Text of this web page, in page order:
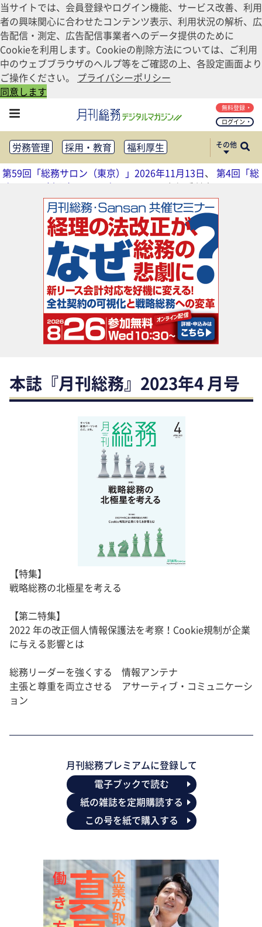
当サイトでは、会員登録やログイン機能、サービス改善、利用
者の興味関心に合わせたコンテンツ表示、利用状況の解析、広
告配信・測定、広告配信事業者へのデータ提供のために
Cookieを利用します。Cookieの削除方法については、ご利用
中のウェブブラウザのヘルプ等をご確認の上、各設定画面より
ご操作ください。 プライバシーポリシー
同意します
ログイン
無料登録
労務管理 採用・教育
福利厚生
健康経営
働き方改革
法務・コンプライアンス
リスクマネジメント・BCP
社外・社内広報
社外・社内コミュニケーション活性化
FM・オフィス移転
CSR・SDGs
テクノロジー活用・DX
助成金・補助金・コスト削減
アウトソーシング・BPO
調査・レポート
その他
第59回「総務サロン（東京）」2026年11月13日、 第4回「総
務サロン（大阪）」2026年11月17日
参加受付中
本誌『月刊総務』2023年4 月号
【特集】
戦略総務の北極星を考える
【第二特集】
2022 年の改正個人情報保護法を考察！Cookie規制が企業
に与える影響とは
総務リーダーを強くする 情報アンテナ
主張と尊重を両立させる アサーティブ・コミュニケーシ
ョン
月刊総務プレミアムに登録して
電子ブックで読む
紙の雑誌を定期購読する
この号を紙で購入する